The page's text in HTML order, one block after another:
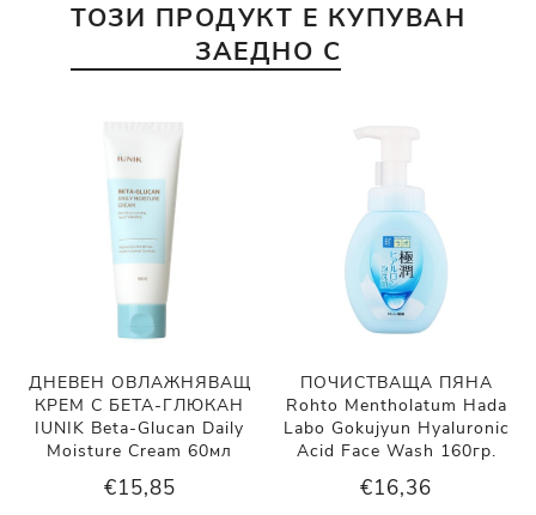
ТОЗИ ПРОДУКТ Е КУПУВАН
ЗАЕДНО С
ДНЕВЕН ОВЛАЖНЯВАЩ
КРЕМ С БЕТА-ГЛЮКАН
IUNIK Beta-Glucan Daily
Moisture Cream 60мл
€15,85
ПОЧИСТВАЩА ПЯНА
Rohto Mentholatum Hada
Labo Gokujyun Hyaluronic
Acid Face Wash 160гр.
€16,36